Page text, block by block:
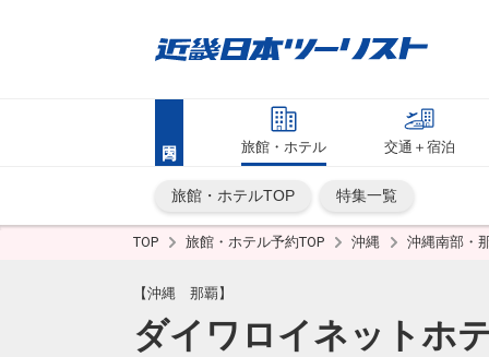
旅館・ホテル 交通＋宿泊
旅館・ホテルTOP 特集一覧
TOP 旅館・ホテル予約TOP 沖縄 沖縄南部・
【沖縄 那覇】
ダイワロイネットホ